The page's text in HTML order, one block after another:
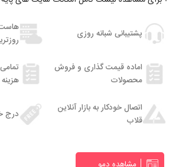
پشتیبانی شبانه روزی
اماده قیمت گذاری و فروش
محصولات
اتصال خودکار به بازار آنلاین
قلاب
درج